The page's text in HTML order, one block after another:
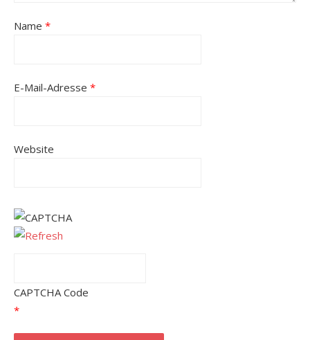
Name *
E-Mail-Adresse *
Website
CAPTCHA Code
*